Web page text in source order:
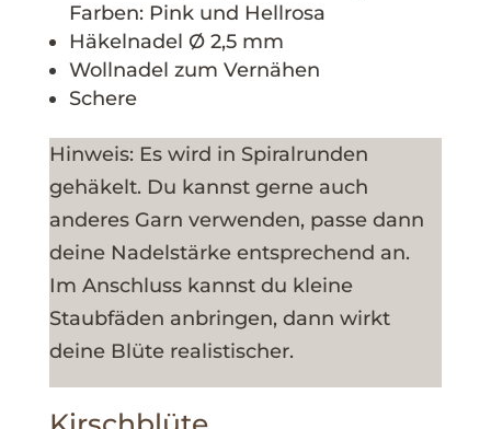
Farben: Pink und Hellrosa
Häkelnadel Ø 2,5 mm
Wollnadel zum Vernähen
Schere
Hinweis: Es wird in Spiralrunden
gehäkelt. Du kannst gerne auch
anderes Garn verwenden, passe dann
deine Nadelstärke entsprechend an.
Im Anschluss kannst du kleine
Staubfäden anbringen, dann wirkt
deine Blüte realistischer.